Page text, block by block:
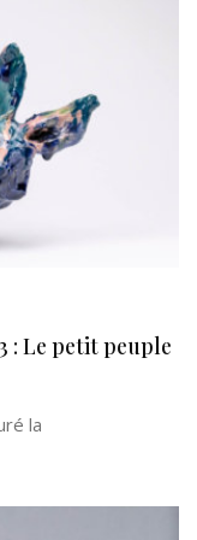
: Le petit peuple
la